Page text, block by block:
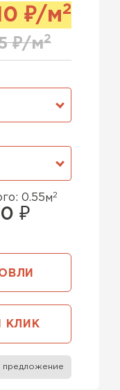
₽/м2
₽/м2
0.55м2
₽
КЛИК
предложение